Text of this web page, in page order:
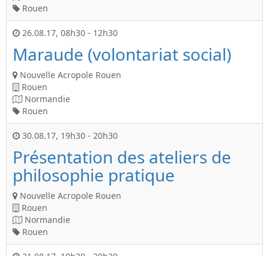
Rouen
26.08.17, 08h30 - 12h30
Maraude (volontariat social)
Nouvelle Acropole Rouen
Rouen
Normandie
Rouen
30.08.17, 19h30 - 20h30
Présentation des ateliers de
philosophie pratique
Nouvelle Acropole Rouen
Rouen
Normandie
Rouen